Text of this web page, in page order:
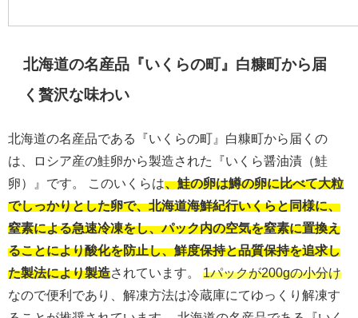
北海道の名産品『いくらの町』白糠町から届
く贅沢な味わい
北海道の名産品である『いくらの町』白糠町から届くの
は、ロシア産の鮭卵から製造された『いくら醤油漬（鮭
卵）』です。 このいくらは、鮭の卵は鱒の卵に比べて大粒
でしっかりとした卵で、北海道海鮮紀行いくらと同様に、
窒素による急速冷凍をし、パック内の空気を窒素に置換え
ることにより酸化を防止し、鮮度保持と品質保持を追求し
た製法により製造されています。 1パックが200gの小分け
なので便利であり、解凍方法は冷蔵庫にてゆっくり解凍す